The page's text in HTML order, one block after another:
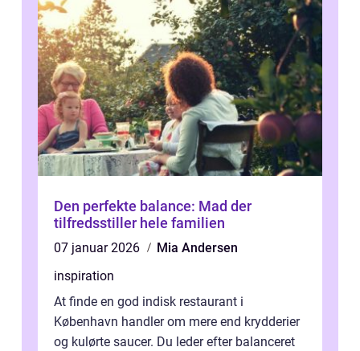
Den perfekte balance: Mad der
tilfredsstiller hele familien
07 januar 2026
Mia Andersen
inspiration
At finde en god indisk restaurant i
København handler om mere end krydderier
og kulørte saucer. Du leder efter balanceret